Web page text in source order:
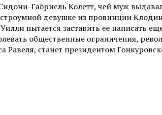
Габриель Колетт, чей муж
девушке из провинции
пытается заставить ее написать
общественные ограничения,
станет президентом